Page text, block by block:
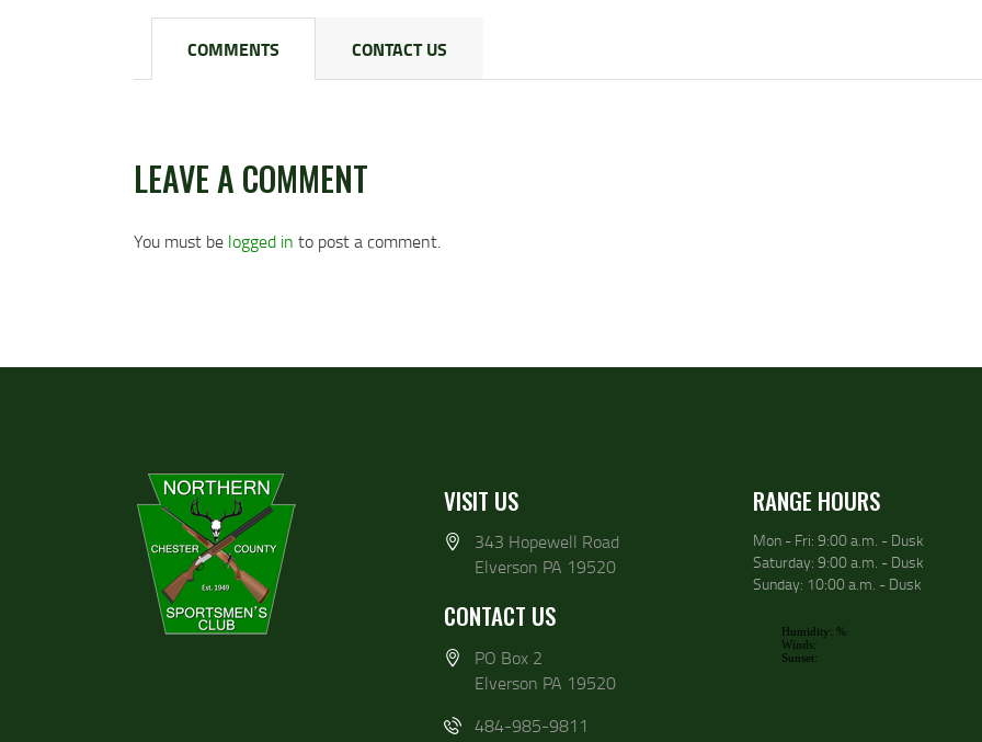
COMMENTS CONTACT US
LEAVE A COMMENT
You must be logged in to post a comment.
VISIT US
343 Hopewell Road
Elverson PA 19520
CONTACT US
PO Box 2
Elverson PA 19520
484-985-9811
RANGE HOURS
Mon - Fri: 9:00 a.m. - Dusk
Saturday: 9:00 a.m. - Dusk
Sunday: 10:00 a.m. - Dusk